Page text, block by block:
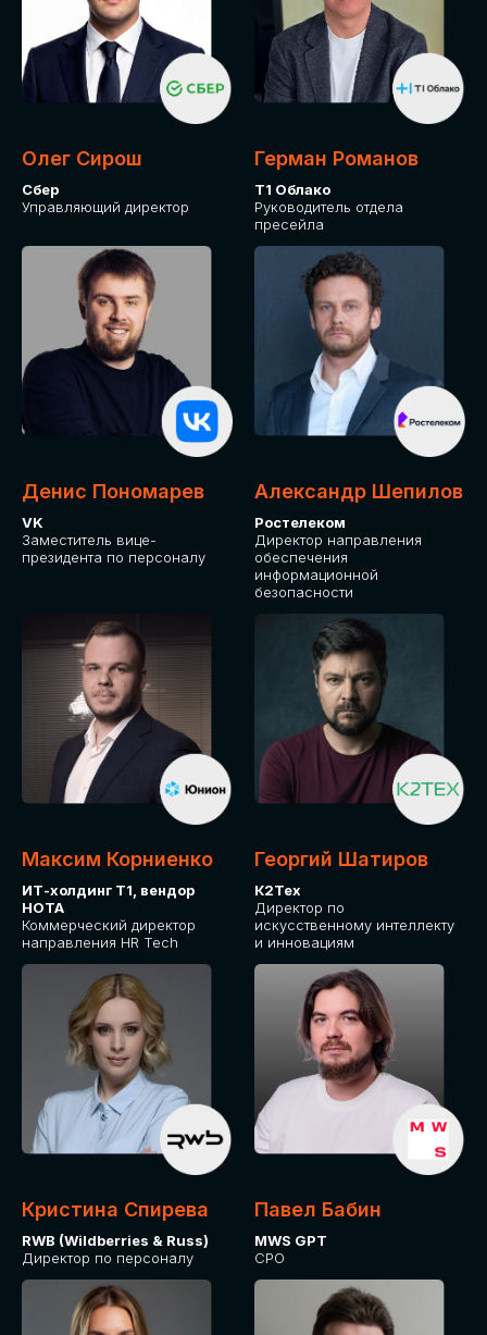
Олег Сирош
Сбер
Управляющий директор
Герман Романов
Т1 Облако
Руководитель отдела
пресейла
Денис Пономарев
VK
Заместитель вице-
президента по персоналу
Александр Шепилов
Ростелеком
Директор направления
обеспечения
информационной
безопасности
Максим Корниенко
ИТ-холдинг Т1, вендор
НОТА
Коммерческий директор
направления HR Tech
Георгий Шатиров
К2Тех
Директор по
искусственному интеллекту
и инновациям
Кристина Спирева
RWB (Wildberries & Russ)
Директор по персоналу
Павел Бабин
MWS GPT
CPO